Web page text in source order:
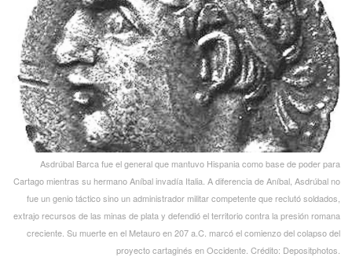
Asdrúbal Barca fue el general que mantuvo Hispania como base de poder para
Cartago mientras su hermano Aníbal invadía Italia. A diferencia de Aníbal, Asdrúbal no
fue un genio táctico sino un administrador militar competente que reclutó soldados,
extrajo recursos de las minas de plata y defendió el territorio contra la presión romana
creciente. Su muerte en el Metauro en 207 a.C. marcó el comienzo del colapso del
proyecto cartaginés en Occidente. Crédito: Depositphotos.